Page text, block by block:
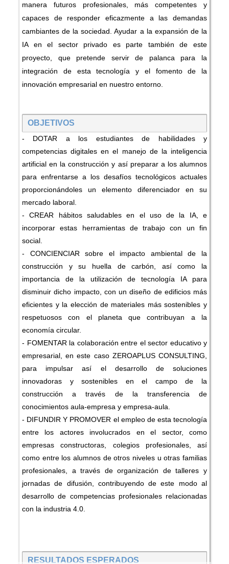
manera futuros profesionales, más competentes y
capaces de responder eficazmente a las demandas
cambiantes de la sociedad. Ayudar a la expansión de la
IA en el sector privado es parte también de este
proyecto, que pretende servir de palanca para la
integración de esta tecnología y el fomento de la
innovación empresarial en nuestro entorno.
OBJETIVOS
- DOTAR a los estudiantes de habilidades y
competencias digitales en el manejo de la inteligencia
artificial en la construcción y así preparar a los alumnos
para enfrentarse a los desafíos tecnológicos actuales
proporcionándoles un elemento diferenciador en su
mercado laboral.
- CREAR hábitos saludables en el uso de la IA, e
incorporar estas herramientas de trabajo con un fin
social.
- CONCIENCIAR sobre el impacto ambiental de la
construcción y su huella de carbón, así como la
importancia de la utilización de tecnología IA para
disminuir dicho impacto, con un diseño de edificios más
eficientes y la elección de materiales más sostenibles y
respetuosos con el planeta que contribuyan a la
economía circular.
- FOMENTAR la colaboración entre el sector educativo y
empresarial, en este caso ZEROAPLUS CONSULTING,
para impulsar así el desarrollo de soluciones
innovadoras y sostenibles en el campo de la
construcción a través de la transferencia de
conocimientos aula-empresa y empresa-aula.
- DIFUNDIR Y PROMOVER el empleo de esta tecnología
entre los actores involucrados en el sector, como
empresas constructoras, colegios profesionales, así
como entre los alumnos de otros niveles u otras familias
profesionales, a través de organización de talleres y
jornadas de difusión, contribuyendo de este modo al
desarrollo de competencias profesionales relacionadas
con la industria 4.0.
RESULTADOS ESPERADOS